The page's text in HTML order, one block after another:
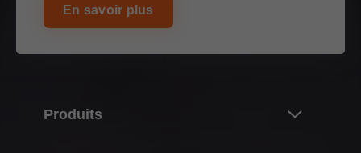
En savoir plus
Produits